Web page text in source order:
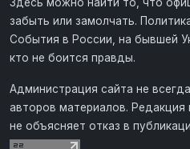
Здесь можно найти то, что
забыть или замолчать.
События в России, на бывшей
кто не боится правды.
Администрация сайта не
авторов материалов. Редакция
не объясняет отказ в